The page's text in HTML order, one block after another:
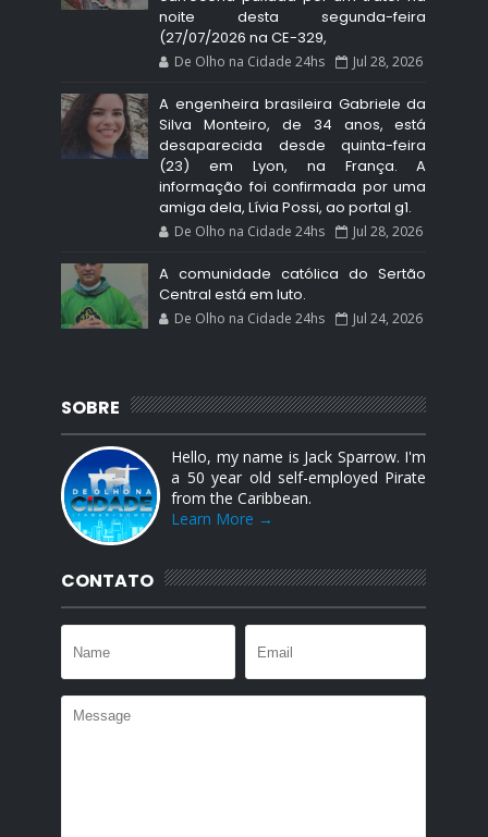
noite desta segunda-feira
(27/07/2026 na CE-329,
De Olho na Cidade 24hs Jul 28, 2026
A engenheira brasileira Gabriele da
Silva Monteiro, de 34 anos, está
desaparecida desde quinta-feira
(23) em Lyon, na França. A
informação foi confirmada por uma
amiga dela, Lívia Possi, ao portal g1.
De Olho na Cidade 24hs Jul 28, 2026
A comunidade católica do Sertão
Central está em luto.
De Olho na Cidade 24hs Jul 24, 2026
SOBRE
Hello, my name is Jack Sparrow. I'm
a 50 year old self-employed Pirate
from the Caribbean.
Learn More →
CONTATO